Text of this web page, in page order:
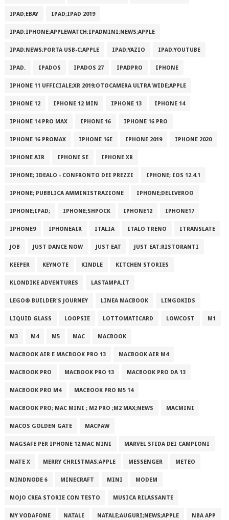
IPAD;EBAY IPAD;IPAD 2019
IPAD;IPHONE;APPLEWATCH;IPADMINI;NEWS;APPLE
IPAD;NEWS;PORTA USB-C;APPLE IPAD;YAZIO IPAD;YOUTUBE
IPAD. IPADOS IPADOS 27 IPADPRO IPHONE
IPHONE 11 UFFICIALE;XR 2019;OTOCAMERA ULTRA WIDE;APPLE
IPHONE 12 IPHONE 12 MIN IPHONE 13 IPHONE 14
IPHONE 14 PRO MAX IPHONE 16 IPHONE 16 PRO
IPHONE 16 PROMAX IPHONE 16E IPHONE 2019 IPHONE 2020
IPHONE AIR IPHONE SE IPHONE XR
IPHONE; IDEALO - CONFRONTO DEI PREZZI IPHONE; IOS 12.4.1
IPHONE; PUBBLICA AMMINISTRAZIONE IPHONE;DELIVEROO
IPHONE;IPAD; IPHONE;SHPOCK IPHONE12 IPHONE17
IPHONE9 IPHONEAIR ITALIA ITALO TRENO ITRANSLATE
JOB JUST DANCE NOW JUST EAT JUST EAT;RISTORANTI
KEEPER KEYNOTE KINDLE KITCHEN STORIES
KLONDIKE ADVENTURES LASTAMPA.IT
LEGO® BUILDER'S JOURNEY LINEA MACBOOK LINGOKIDS
LIQUID GLASS LOOPSIE LOTTOMATICARD LOWCOST M1
M3 M4 M5 MAC MACBOOK
MACBOOK AIR E MACBOOK PRO 13 MACBOOK AIR M4
MACBOOK PRO MACBOOK PRO 13 MACBOOK PRO DA 13
MACBOOK PRO M4 MACBOOK PRO M5 14
MACBOOK PRO; MAC MINI ; M2 PRO ;M2 MAX;NEWS MACMINI
MACOS GOLDEN GATE MACPAW
MAGSAFE PER IPHONE 12;MAC MINI MARVEL SFIDA DEI CAMPIONI
MATE X MERRY CHRISTMAS;APPLE MESSENGER METEO
MINDNODE 6 MINECRAFT MINI MODEM
MOJO CREA STORIE CON TESTO MUSICA RILASSANTE
MY VODAFONE NATALE NATALE;AUGURI;NEWS;APPLE NBA APP